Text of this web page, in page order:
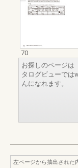
70
お探しのページは
タログビューでは
んになれます。
左ページから抽出された